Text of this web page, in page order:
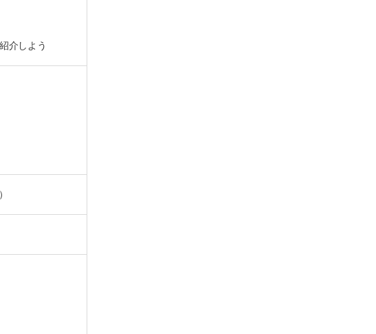
しよう